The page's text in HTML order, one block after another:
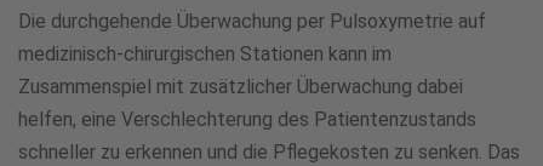
Die durchgehende Überwachung per Pulsoxymetrie auf
medizinisch-chirurgischen Stationen kann im
Zusammenspiel mit zusätzlicher Überwachung dabei
helfen, eine Verschlechterung des Patientenzustands
schneller zu erkennen und die Pflegekosten zu senken. Das